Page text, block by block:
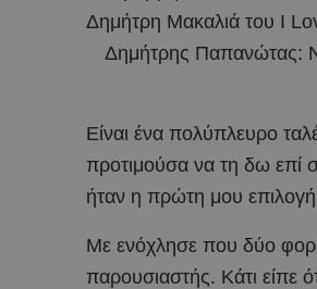
Δημήτρης Παπανώτας:
Είναι ένα πολύπλευρο
προτιμούσα να τη δω επί
ήταν η πρώτη μου
Με ενόχλησε που δύο
παρουσιαστής. Κάτι είπε